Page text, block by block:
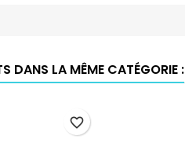
DANS LA MÊME CATÉGORIE :
favorite_border